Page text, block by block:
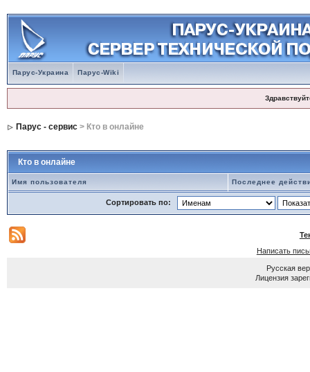
Парус-Украина Парус-Wiki
Парус - сервис> Кто в онлайне
Кто в онлайне
Имя пользователя Последнее
Сортировать по:
Написать
Русская
Лицензия